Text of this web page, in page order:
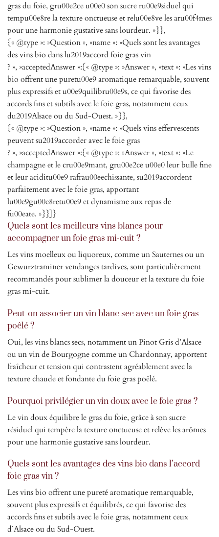
gras du foie, gru00e2ce u00e0 son sucre ru00e9siduel qui
tempu00e8re la texture onctueuse et relu00e8ve les aru00f4mes
pour une harmonie gustative sans lourdeur. »}},
{« @type »: »Question », »name »: »Quels sont les avantages
des vins bio dans lu2019accord foie gras vin
? », »acceptedAnswer »:{« @type »: »Answer », »text »: »Les vins
bio offrent une puretu00e9 aromatique remarquable, souvent
plus expressifs et u00e9quilibru00e9s, ce qui favorise des
accords fins et subtils avec le foie gras, notamment ceux
du2019Alsace ou du Sud-Ouest. »}},
{« @type »: »Question », »name »: »Quels vins effervescents
peuvent su2019accorder avec le foie gras
? », »acceptedAnswer »:{« @type »: »Answer », »text »: »Le
champagne et le cru00e9mant, gru00e2ce u00e0 leur bulle fine
et leur aciditu00e9 rafrau00eechissante, su2019accordent
parfaitement avec le foie gras, apportant
lu00e9gu00e8retu00e9 et dynamisme aux repas de
fu00eate. »}}]}
Quels sont les meilleurs vins blancs pour
accompagner un foie gras mi-cuit ?
Les vins moelleux ou liquoreux, comme un Sauternes ou un
Gewurztraminer vendanges tardives, sont particulièrement
recommandés pour sublimer la douceur et la texture du foie
gras mi-cuit.
Peut-on associer un vin blanc sec avec un foie gras
poêlé ?
Oui, les vins blancs secs, notamment un Pinot Gris d’Alsace
ou un vin de Bourgogne comme un Chardonnay, apportent
fraîcheur et tension qui contrastent agréablement avec la
texture chaude et fondante du foie gras poêlé.
Pourquoi privilégier un vin doux avec le foie gras ?
Le vin doux équilibre le gras du foie, grâce à son sucre
résiduel qui tempère la texture onctueuse et relève les arômes
pour une harmonie gustative sans lourdeur.
Quels sont les avantages des vins bio dans l’accord
foie gras vin ?
Les vins bio offrent une pureté aromatique remarquable,
souvent plus expressifs et équilibrés, ce qui favorise des
accords fins et subtils avec le foie gras, notamment ceux
d’Alsace ou du Sud-Ouest.